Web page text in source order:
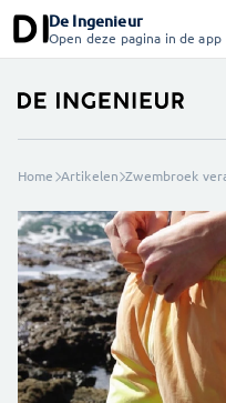
De Ingenieur
Open deze pagina in de app
Home Artikelen Zwembroek